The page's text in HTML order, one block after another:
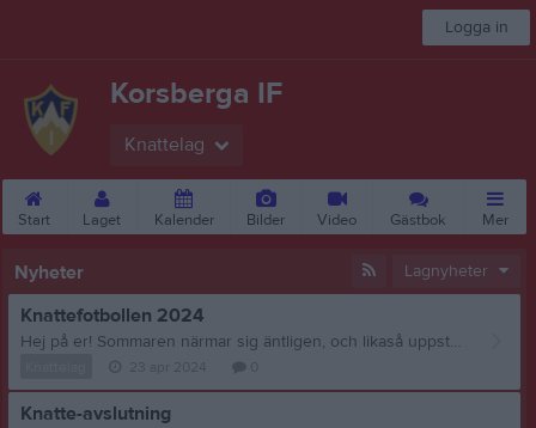
Logga in
Korsberga IF
Knattelag
Start Laget Kalender Bilder Video Gästbok Mer
Nyheter Lagnyheter
Knattefotbollen 2024
Hej på er! Sommaren närmar sig äntligen, och likaså uppstarten av Korsberga IF’s Knattefotboll! Knattefotbollen riktas framför allt till barn mellan 4-7 år, och tillsammans tränar vi grunderna inom fotboll genom olika lekar. Vi kommer hålla till på Kullaborgs B-plan måndagar 18.00 - 19.00 med start 6:e maj. Planen är att vi sedan ska hålla på fram till och med 10:e juni då vi tar uppehåll över sommaren. Hör gärna av er till Ellen Frick på 073-23 23 605 om ni har några frågor, hoppas vi ses! Hälsningar, Ellen Frick och Emma Björnell
Knatte-avslutning